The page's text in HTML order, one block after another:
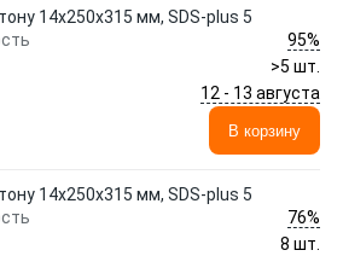
14х250х315 мм, SDS-plus 5
95%
>5 шт.
12 - 13 августа
В корзину
14х250х315 мм, SDS-plus 5
76%
8 шт.